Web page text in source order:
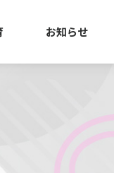
お知らせ